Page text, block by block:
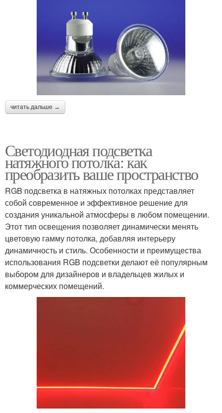
читать дальше →
Светодиодная подсветка
натяжного потолка: как
преобразить ваше пространство
RGB подсветка в натяжных потолках представляет
собой современное и эффективное решение для
создания уникальной атмосферы в любом помещении.
Этот тип освещения позволяет динамически менять
цветовую гамму потолка, добавляя интерьеру
динамичность и стиль. Особенности и преимущества
использования RGB подсветки делают её популярным
выбором для дизайнеров и владельцев жилых и
коммерческих помещений.